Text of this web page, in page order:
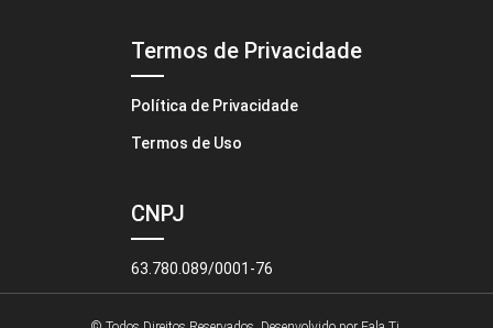
Termos de Privacidade
Política de Privacidade
Termos de Uso
CNPJ
63.780.089/0001-76